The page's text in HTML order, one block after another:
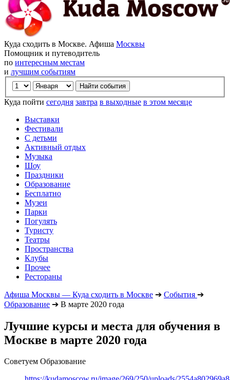
Куда сходить в Москве. Афиша Москвы
Помощник и путеводитель
по интересным местам
и лучшим событиям
Куда пойти сегодня завтра в выходные в этом месяце
Выставки
Фестивали
С детьми
Активный отдых
Музыка
Шоу
Праздники
Образование
Бесплатно
Музеи
Парки
Погулять
Туристу
Театры
Пространства
Клубы
Прочее
Рестораны
Афиша Москвы — Куда сходить в Москве ➔ События ➔
Образование ➔ В марте 2020 года
Лучшие курсы и места для обучения в
Москве в марте 2020 года
Советуем Образование